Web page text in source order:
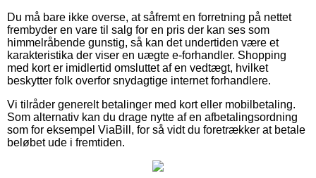
Du må bare ikke overse, at såfremt en forretning på nettet
frembyder en vare til salg for en pris der kan ses som
himmelråbende gunstig, så kan det undertiden være et
karakteristika der viser en uægte e-forhandler. Shopping
med kort er imidlertid omsluttet af en vedtægt, hvilket
beskytter folk overfor snydagtige internet forhandlere.
Vi tilråder generelt betalinger med kort eller mobilbetaling.
Som alternativ kan du drage nytte af en afbetalingsordning
som for eksempel ViaBill, for så vidt du foretrækker at betale
beløbet ude i fremtiden.